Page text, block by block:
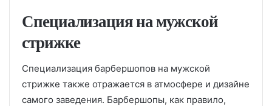
Специализация на мужской
стрижке
Специализация барбершопов на мужской
стрижке также отражается в атмосфере и дизайне
самого заведения. Барбершопы, как правило,